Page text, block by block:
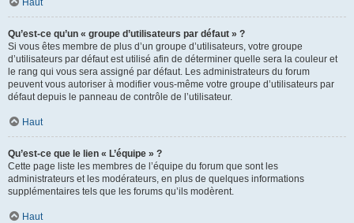
Haut
Qu’est-ce qu’un « groupe d’utilisateurs par défaut » ?
Si vous êtes membre de plus d’un groupe d’utilisateurs, votre groupe
d’utilisateurs par défaut est utilisé afin de déterminer quelle sera la couleur et
le rang qui vous sera assigné par défaut. Les administrateurs du forum
peuvent vous autoriser à modifier vous-même votre groupe d’utilisateurs par
défaut depuis le panneau de contrôle de l’utilisateur.
Haut
Qu’est-ce que le lien « L’équipe » ?
Cette page liste les membres de l’équipe du forum que sont les
administrateurs et les modérateurs, en plus de quelques informations
supplémentaires tels que les forums qu’ils modèrent.
Haut